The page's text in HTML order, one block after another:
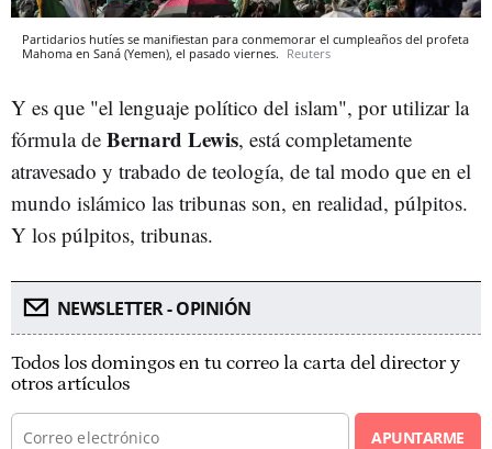
Partidarios hutíes se manifiestan para conmemorar el cumpleaños del profeta
Mahoma en Saná (Yemen), el pasado viernes. Reuters
Y es que "el lenguaje político del islam", por utilizar la
fórmula de Bernard Lewis, está completamente
atravesado y trabado de teología, de tal modo que en el
mundo islámico las tribunas son, en realidad, púlpitos.
Y los púlpitos, tribunas.
NEWSLETTER - OPINIÓN
Todos los domingos en tu correo la carta del director y
otros artículos
APUNTARME